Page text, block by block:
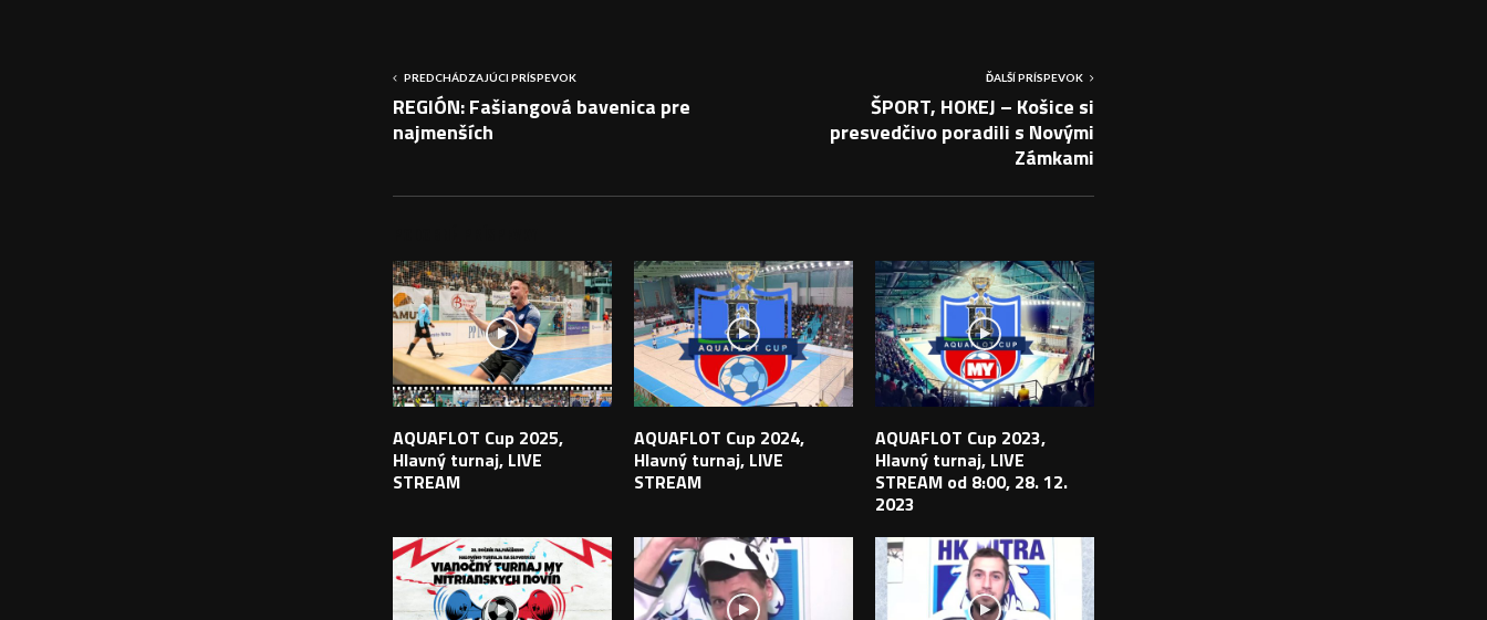
PREDCHÁDZAJÚCI PRÍSPEVOK
REGIÓN: Fašiangová bavenica pre
najmenších
ĎALŠÍ PRÍSPEVOK
ŠPORT, HOKEJ – Košice si
presvedčivo poradili s Novými
Zámkami
AQUAFLOT Cup 2025,
Hlavný turnaj, LIVE
STREAM
AQUAFLOT Cup 2024,
Hlavný turnaj, LIVE
STREAM
AQUAFLOT Cup 2023,
Hlavný turnaj, LIVE
STREAM od 8:00, 28. 12.
2023